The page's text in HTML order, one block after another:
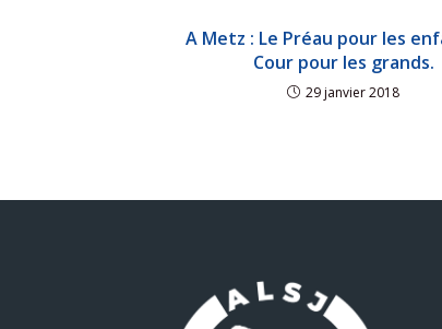
A Metz : Le Préau pour les
Cour pour les grands.
29 janvier 2018